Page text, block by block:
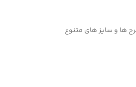
ها و سایز های متنوع